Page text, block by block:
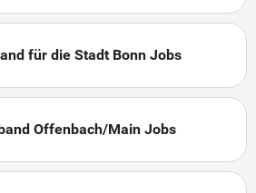
für die Stadt Bonn Jobs
Offenbach/Main Jobs